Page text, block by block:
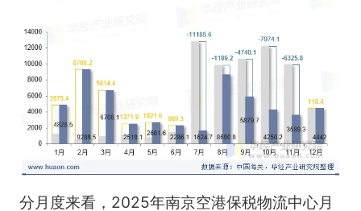
分月度来看，2025年南京空港保税物流中心月